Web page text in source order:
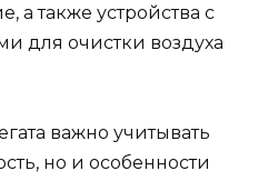
а также устройства с
для очистки воздуха
важно учитывать
но и особенности